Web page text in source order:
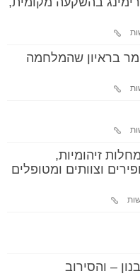
בראיון שהמלחמה
זיהומיות,
וצוותים ומטופלים
– והסירוב